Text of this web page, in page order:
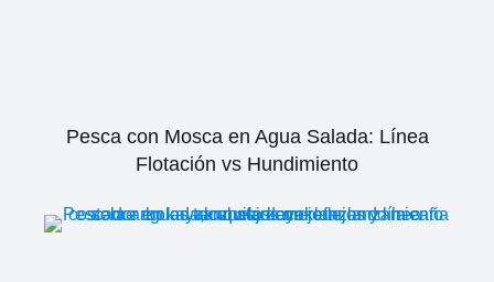
Pesca con Mosca en Agua Salada: Línea
Flotación vs Hundimiento